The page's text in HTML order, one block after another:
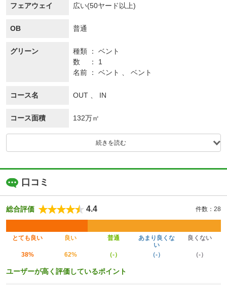
フェアウェイ 広い(50ヤード以上)
OB 普通
グリーン 種類
ベント
数
1
名前
ベント 、 ベント
コース名 OUT 、 IN
コース面積 132万㎡
続きを読む
口コミ
総合評価 4.4 件数：28
とても良い 良い 普通
あまり良くな
い
良くない
38% 62% （-） （-） （-）
ユーザーが高く評価しているポイント